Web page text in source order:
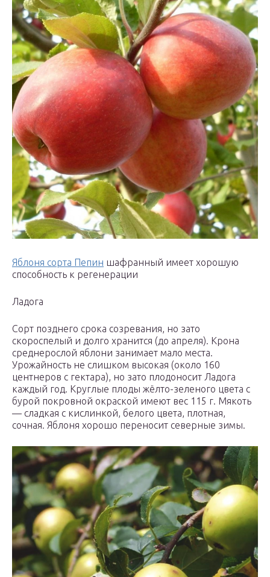
Яблоня сорта Пепин шафранный имеет хорошую
способность к регенерации
Ладога
Сорт позднего срока созревания, но зато
скороспелый и долго хранится (до апреля). Крона
среднерослой яблони занимает мало места.
Урожайность не слишком высокая (около 160
центнеров с гектара), но зато плодоносит Ладога
каждый год. Круглые плоды жёлто-зеленого цвета с
бурой покровной окраской имеют вес 115 г. Мякоть
— сладкая с кислинкой, белого цвета, плотная,
сочная. Яблоня хорошо переносит северные зимы.